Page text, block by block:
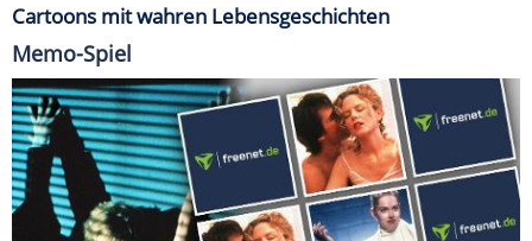
Cartoons mit wahren Lebensgeschichten
Memo-Spiel